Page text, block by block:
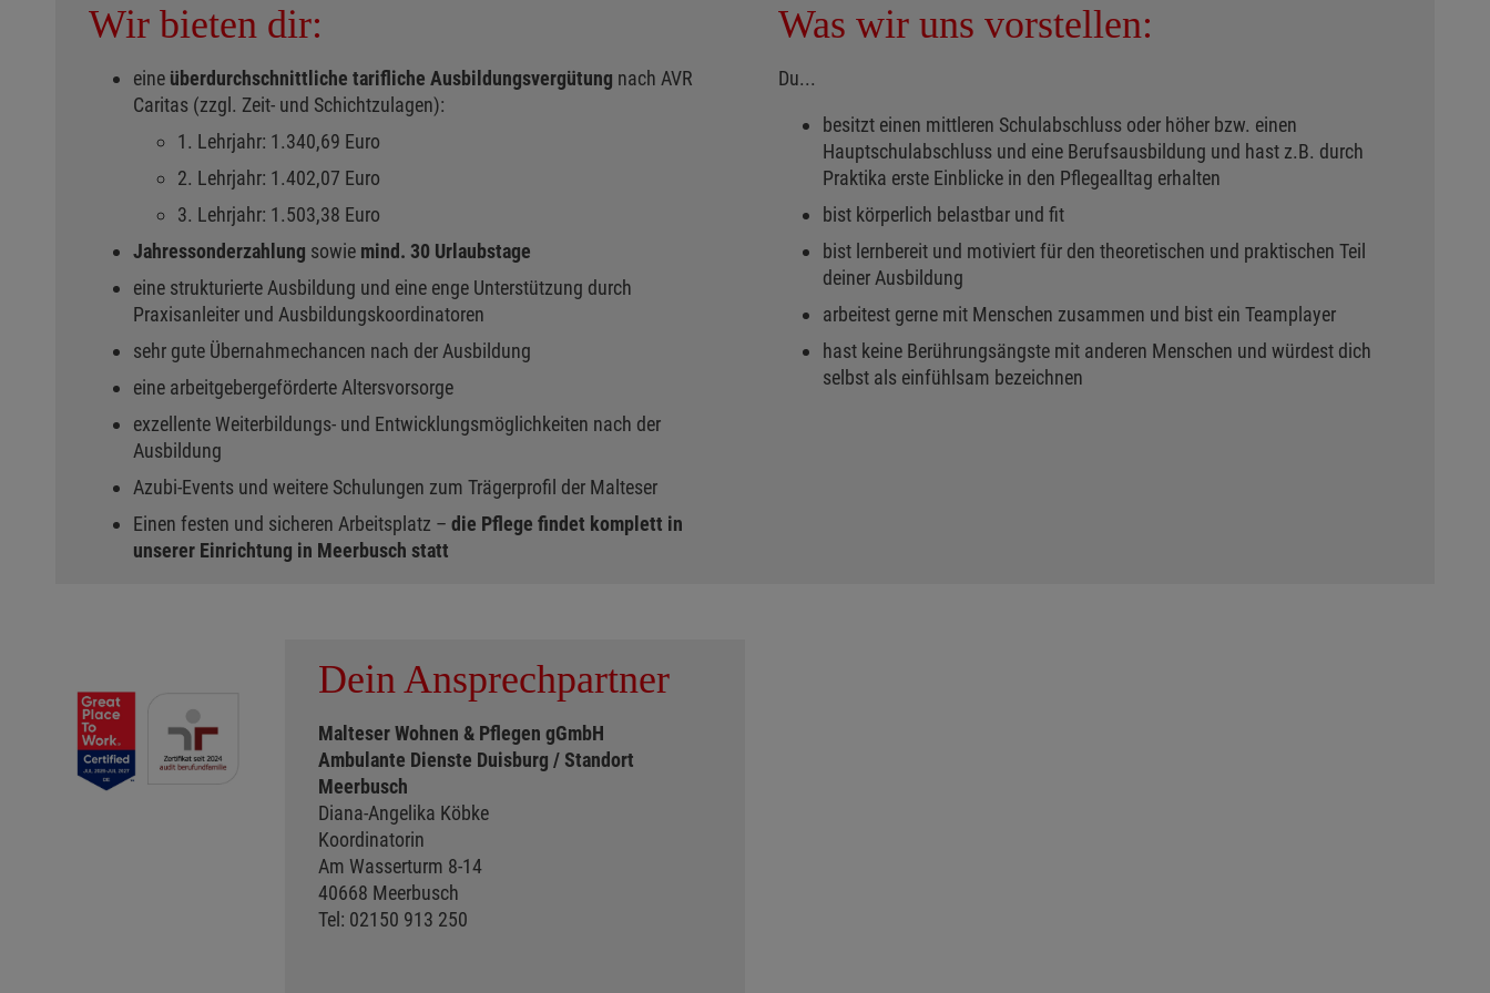
Wir bieten dir:
eine überdurchschnittliche tarifliche Ausbildungsvergütung nach AVR
Caritas (zzgl. Zeit- und Schichtzulagen):
1. Lehrjahr: 1.340,69 Euro
2. Lehrjahr: 1.402,07 Euro
3. Lehrjahr: 1.503,38 Euro
Jahressonderzahlung sowie mind. 30 Urlaubstage
eine strukturierte Ausbildung und eine enge Unterstützung durch
Praxisanleiter und Ausbildungskoordinatoren
sehr gute Übernahmechancen nach der Ausbildung
eine arbeitgebergeförderte Altersvorsorge
exzellente Weiterbildungs- und Entwicklungsmöglichkeiten nach der
Ausbildung
Azubi-Events und weitere Schulungen zum Trägerprofil der Malteser
Einen festen und sicheren Arbeitsplatz – die Pflege findet komplett in
unserer Einrichtung in Meerbusch statt
Was wir uns vorstellen:
Du...
besitzt einen mittleren Schulabschluss oder höher bzw. einen
Hauptschulabschluss und eine Berufsausbildung und hast z.B. durch
Praktika erste Einblicke in den Pflegealltag erhalten
bist körperlich belastbar und fit
bist lernbereit und motiviert für den theoretischen und praktischen Teil
deiner Ausbildung
arbeitest gerne mit Menschen zusammen und bist ein Teamplayer
hast keine Berührungsängste mit anderen Menschen und würdest dich
selbst als einfühlsam bezeichnen
Dein Ansprechpartner
Malteser Wohnen & Pflegen gGmbH
Ambulante Dienste Duisburg / Standort
Meerbusch
Diana-Angelika Köbke
Koordinatorin
Am Wasserturm 8-14
40668 Meerbusch
Tel: 02150 913 250